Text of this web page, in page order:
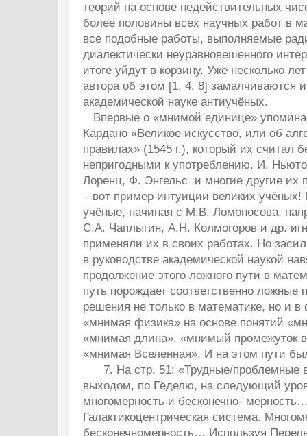
теорий на основе недействительных
более половины всех научных работ в
все подобные работы, выполняемые
диалектически неуравновешенного
итоге уйдут в корзину. Уже несколько
автора об этом [1, 4, 8] замалчиваются
академической науке антиучёных.
Впервые о «мнимой единице»
Кардано «Великое искусство, или об
правилах» (1545 г.), который их считал
непригодными к употреблению. И.
Лоренц, Ф. Энгельс и многие другие их
– вот пример интуиции великих учёных!
учёные, начиная с М.В. Ломоносова,
С.А. Чаплыгин, А.Н. Колмогоров и др.
применяли их в своих работах. Но
в руководстве академической наукой
продолжение этого ложного пути в
путь порождает соответственно
решения не только в математике, но и в
«мнимая физика» на основе понятий
«мнимая длина», «мнимый промежуток
«мнимая Вселенная». И на этом пути
7. На стр. 51: «Трудные/проблемные
выходом, по Гёделю, на следующий
многомерность и бесконечно-
Галактикоцентрическая система.
бесконечномерность… Используя